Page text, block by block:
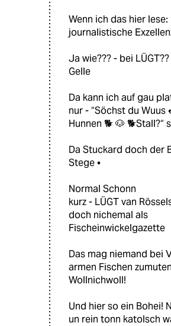
Wenn ich das hier lese:
journalistische
Ja wie??? - bei
Gelle
Da kann ich auf gau
nur - “Söchst du Wuus
Hunnen 🐕 🐶 🐕Stall?“
Da Stuckard doch der
Stege •
Normal Schonn
kurz - LÜGT van
doch nichemal als
Fischeinwickelgazette
Das mag niemand bei
armen Fischen
Wollnichwoll!
Und hier so ein Bohei!
un rein tonn katolsch